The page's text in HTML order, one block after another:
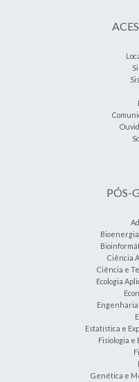
PÓS-
Bioenergia
Ciência
Ciência e
Ecologia
Engenharia
Estatística e
Fisiologia e
Genética e